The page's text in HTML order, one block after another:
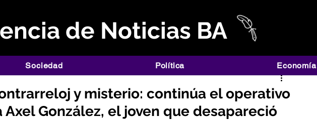
de Noticias BA
Sociedad Política Economía
y misterio: continúa el operativo
Axel González, el joven que desapareció